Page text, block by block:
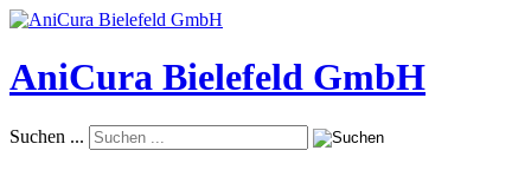
AniCura Bielefeld GmbH
Suchen ...